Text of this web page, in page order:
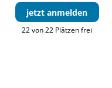
jetzt anmelden
22 von 22 Plätzen frei